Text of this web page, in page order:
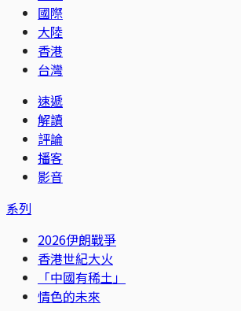
國際
大陸
香港
台灣
速遞
解讀
評論
播客
影音
系列
2026伊朗戰爭
香港世紀大火
「中國有稀土」
情色的未來